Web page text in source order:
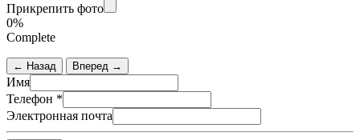
Прикрепить фото
0%
Complete
← Назад Вперед →
Имя
Телефон *
Электронная почта